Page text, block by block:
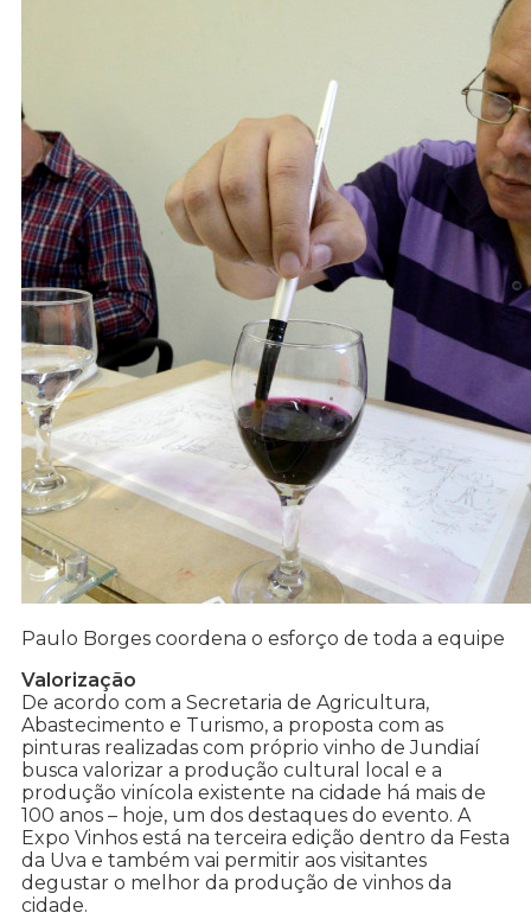
Paulo Borges coordena o esforço de toda a equipe
Valorização
De acordo com a Secretaria de Agricultura,
Abastecimento e Turismo, a proposta com as
pinturas realizadas com próprio vinho de Jundiaí
busca valorizar a produção cultural local e a
produção vinícola existente na cidade há mais de
100 anos – hoje, um dos destaques do evento. A
Expo Vinhos está na terceira edição dentro da Festa
da Uva e também vai permitir aos visitantes
degustar o melhor da produção de vinhos da
cidade.